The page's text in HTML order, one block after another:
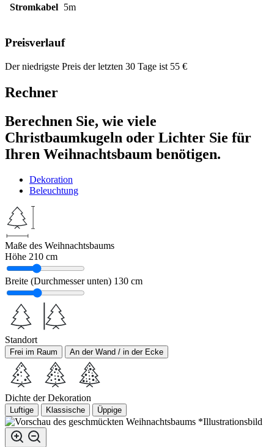
Stromkabel 5m
Preisverlauf
Der niedrigste Preis der letzten 30 Tage ist 55 €
Rechner
Berechnen Sie, wie viele
Christbaumkugeln oder Lichter Sie für
Ihren Weihnachtsbaum benötigen.
Dekoration
Beleuchtung
Maße des Weihnachtsbaums
Höhe 210 cm
Breite (Durchmesser unten) 130 cm
Standort
Frei im Raum An der Wand / in der Ecke
Dichte der Dekoration
Luftige Klassische Üppige
*Illustrationsbild